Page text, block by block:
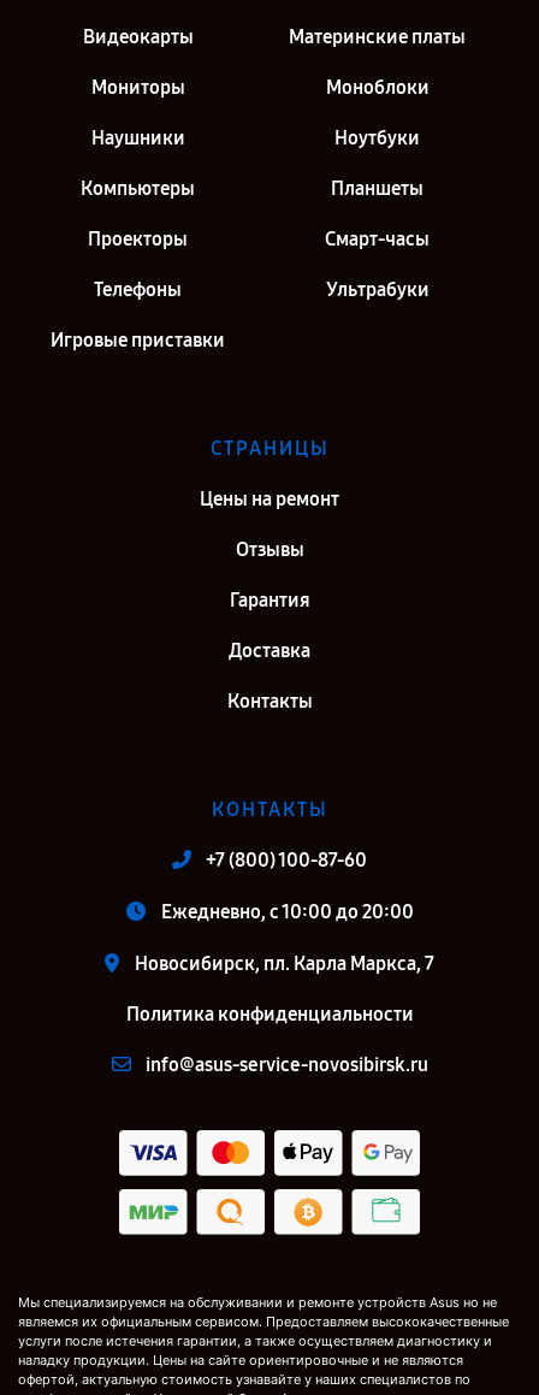
Видеокарты Материнские платы
Мониторы Моноблоки
Наушники Ноутбуки
Компьютеры Планшеты
Проекторы Смарт-часы
Телефоны Ультрабуки
Игровые приставки
СТРАНИЦЫ
Цены на ремонт
Отзывы
Гарантия
Доставка
Контакты
КОНТАКТЫ
+7 (800) 100-87-60
Ежедневно, с 10:00 до 20:00
Новосибирск, пл. Карла Маркса, 7
Политика конфиденциальности
info@asus-service-novosibirsk.ru
Мы специализируемся на обслуживании и ремонте устройств Asus но не
являемся их официальным сервисом. Предоставляем высококачественные
услуги после истечения гарантии, а также осуществляем диагностику и
наладку продукции. Цены на сайте ориентировочные и не являются
офертой, актуальную стоимость узнавайте у наших специалистов по